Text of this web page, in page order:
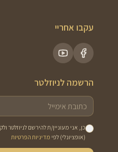
עקבו אחריי
הרשמה לניוזלטר
כן, אני מעוניין/ת להירשם
(אופציונלי) לפי מדיניות הפרטיות